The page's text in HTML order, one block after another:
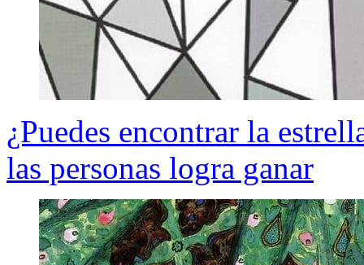
¿Puedes encontrar la
las personas logra ganar